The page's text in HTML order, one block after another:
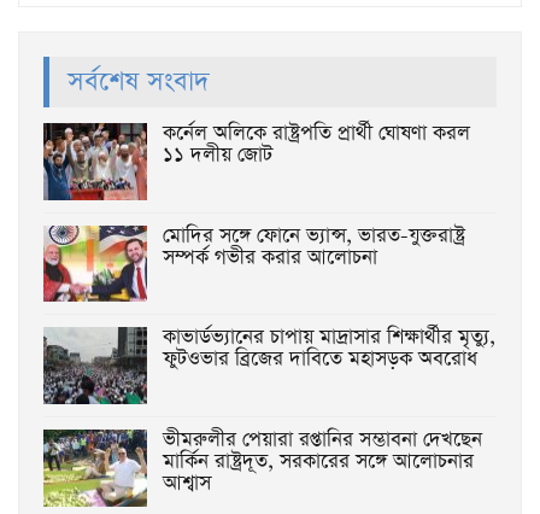
সর্বশেষ সংবাদ
কর্নেল অলিকে রাষ্ট্রপতি প্রার্থী ঘোষণা করল
১১ দলীয় জোট
মোদির সঙ্গে ফোনে ভ্যান্স, ভারত-যুক্তরাষ্ট্র
সম্পর্ক গভীর করার আলোচনা
কাভার্ডভ্যানের চাপায় মাদ্রাসার শিক্ষার্থীর মৃত্যু,
ফুটওভার ব্রিজের দাবিতে মহাসড়ক অবরোধ
ভীমরুলীর পেয়ারা রপ্তানির সম্ভাবনা দেখছেন
মার্কিন রাষ্ট্রদূত, সরকারের সঙ্গে আলোচনার
আশ্বাস